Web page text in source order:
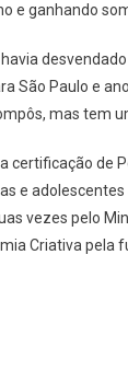
e ganhando
São Paulo e
mas tem
certificação de
e
vezes pelo
Criativa pela